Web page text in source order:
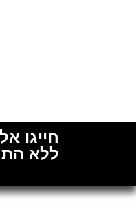
חייגו
ללא